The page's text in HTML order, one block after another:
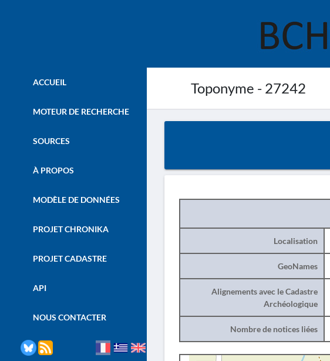
Toponyme - 27242
ACCUEIL
MOTEUR DE RECHERCHE
SOURCES
À PROPOS
MODÈLE DE DONNÉES
PROJET CHRONIKA
PROJET CADASTRE
API
NOUS CONTACTER
Localisation
GeoNames
Alignements avec le Cadastre
Archéologique
Nombre de notices liées